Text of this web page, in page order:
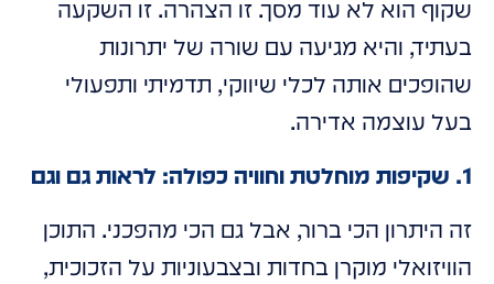
שקוף הוא לא עוד מסך. זו הצהרה. זו השקעה
בעתיד, והיא מגיעה עם שורה של יתרונות
שהופכים אותה לכלי שיווקי, תדמיתי ותפעולי
בעל עוצמה אדירה.
1. שקיפות מוחלטת וחוויה כפולה: לראות גם וגם
זה היתרון הכי ברור, אבל גם הכי מהפכני. התוכן
הוויזואלי מוקרן בחדות ובצבעוניות על הזכוכית,